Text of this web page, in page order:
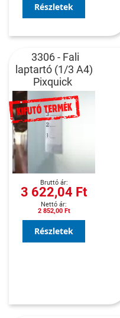
Részletek
3306 - Fali
laptartó (1/3 A4)
Pixquick
3 622,04 Ft
2 852,00 Ft
Részletek